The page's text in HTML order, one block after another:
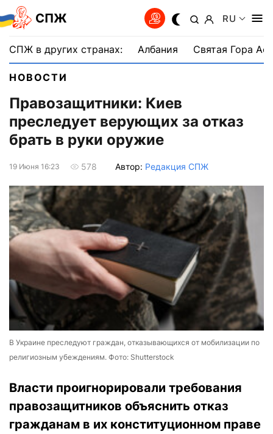
СПЖ RU
СПЖ в других странах: Албания Святая Гора
НОВОСТИ
Правозащитники: Киев
преследует верующих за отказ
брать в руки оружие
19 Июня 16:23 578 Автор: Редакция СПЖ
В Украине преследуют граждан, отказывающихся от мобилизации по
религиозным убеждениям. Фото: Shutterstock
Власти проигнорировали требования
правозащитников объяснить отказ
гражданам в их конституционном праве